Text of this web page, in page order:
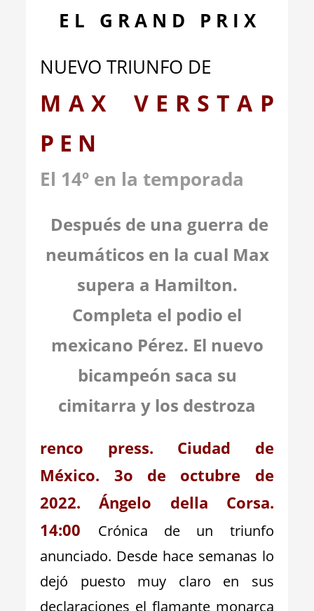
E L G R A N D P R I X
NUEVO TRIUNFO DE
M A X V E R S T A P
P E N
El 14º en la temporada
Después de una guerra de
neumáticos en la cual Max
supera a Hamilton.
Completa el podio el
mexicano Pérez. El nuevo
bicampeón saca su
cimitarra y los destroza
renco press. Ciudad de
México. 3o de octubre de
2022. Ángelo della Corsa.
14:00
Crónica de un triunfo
anunciado. Desde hace semanas lo
dejó puesto muy claro en sus
declaraciones el flamante monarca